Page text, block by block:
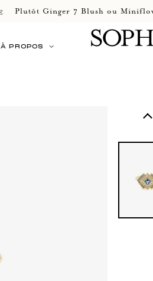
Plutôt Ginger 7 Blush ou
À PROPOS